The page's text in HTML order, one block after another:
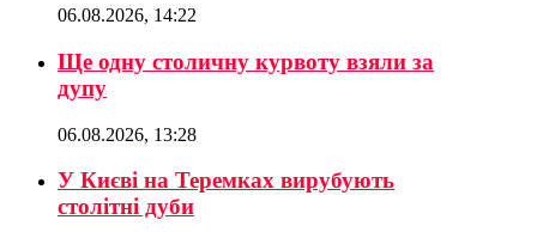
06.08.2026, 14:22
Ще одну столичну курвоту взяли за
дупу
06.08.2026, 13:28
У Києві на Теремках вирубують
столітні дуби